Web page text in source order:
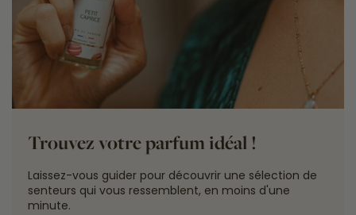
Trouvez votre parfum idéal !
Laissez-vous guider pour découvrir une sélection de
senteurs qui vous ressemblent, en moins d'une
minute.